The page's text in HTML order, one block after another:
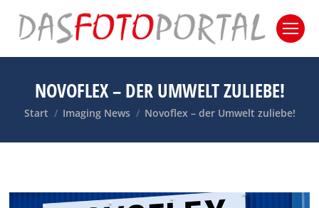
NOVOFLEX – DER UMWELT ZULIEBE!
Sie befinden sich hier:
Start Imaging News Novoflex – der Umwelt zuliebe!